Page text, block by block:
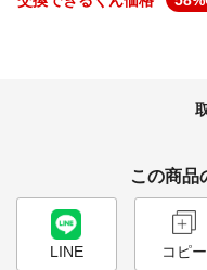
この商品
LINE コピー